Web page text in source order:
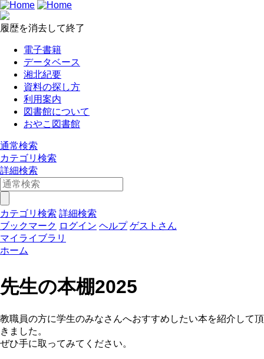
履歴を消去して終了
電子書籍
データベース
湘北紀要
資料の探し方
利用案内
図書館について
おやこ図書館
通常検索
カテゴリ検索
詳細検索
カテゴリ検索 詳細検索
ブックマーク ログイン ヘルプ ゲストさん
マイライブラリ
ホーム
先生の本棚2025
教職員の方に学生のみなさんへおすすめしたい本を紹介して頂
きました。
ぜひ手に取ってみてください。